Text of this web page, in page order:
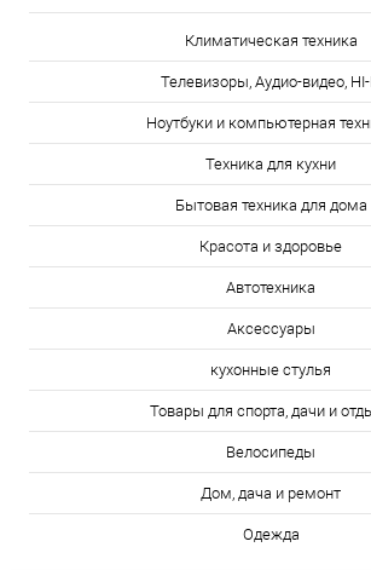
Климатическая техника
Телевизоры, Аудио-видео, HI-
Ноутбуки и компьютерная
Техника для кухни
Бытовая техника для дома
Красота и здоровье
Автотехника
Аксессуары
кухонные стулья
Товары для спорта, дачи и
Велосипеды
Дом, дача и ремонт
Одежда